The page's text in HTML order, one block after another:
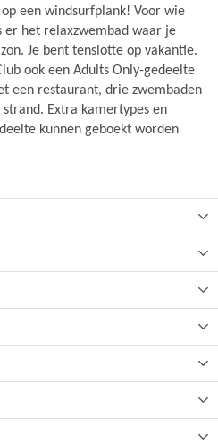
een windsurfplank! Voor wie
het relaxzwembad waar je
Je bent tenslotte op vakantie.
ook een Adults Only-gedeelte
een restaurant, drie zwembaden
Extra kamertypes en
kunnen geboekt worden